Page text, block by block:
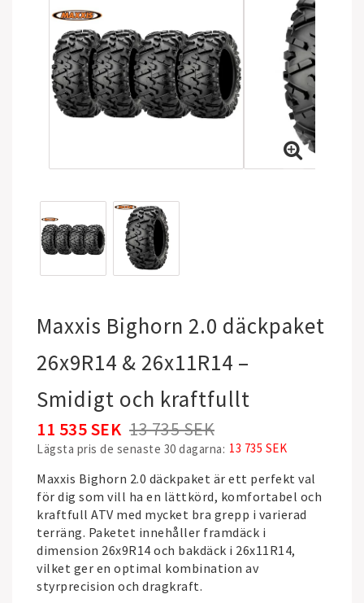
Maxxis Bighorn 2.0 däckpaket
26x9R14 & 26x11R14 –
Smidigt och kraftfullt
13 735 SEK
11 535 SEK
Lägsta pris de senaste 30 dagarna 13 735 SEK
Maxxis Bighorn 2.0 däckpaket är ett perfekt val
för dig som vill ha en lättkörd, komfortabel och
kraftfull ATV med mycket bra grepp i varierad
terräng. Paketet innehåller framdäck i
dimension 26x9R14 och bakdäck i 26x11R14,
vilket ger en optimal kombination av
styrprecision och dragkraft.